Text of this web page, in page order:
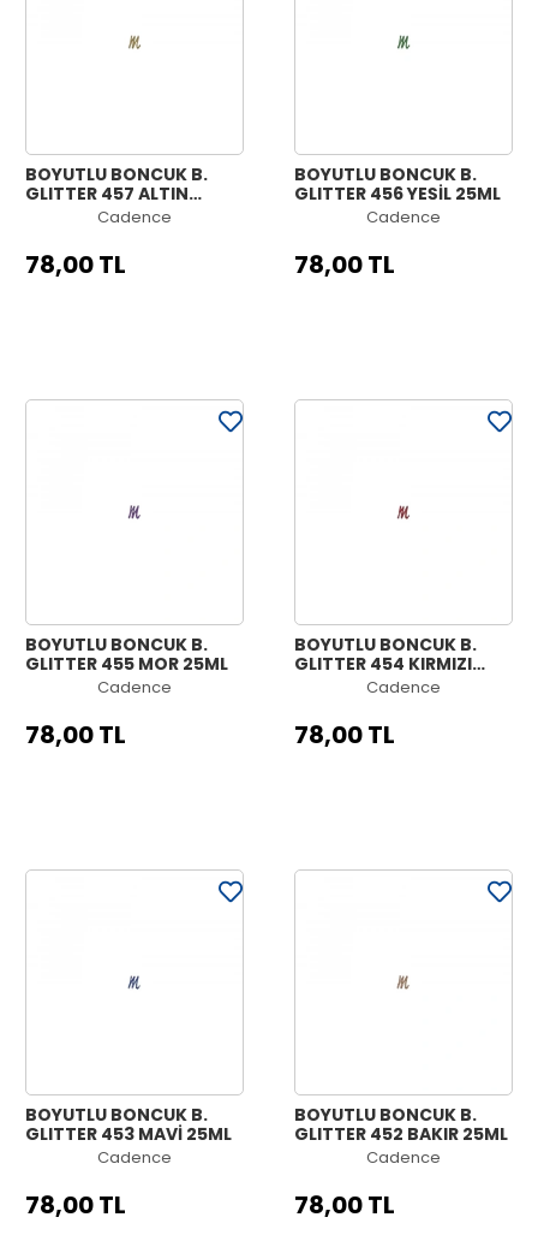
BOYUTLU BONCUK B.
GLITTER 457 ALTIN
GÖKKUŞAĞI 25ML
Cadence
78,00 TL
BOYUTLU BONCUK B.
GLITTER 456 YEŞİL 25ML
Cadence
78,00 TL
BOYUTLU BONCUK B.
GLITTER 455 MOR 25ML
Cadence
78,00 TL
BOYUTLU BONCUK B.
GLITTER 454 KIRMIZI
Cadence
78,00 TL
BOYUTLU BONCUK B.
GLITTER 453 MAVİ 25ML
Cadence
78,00 TL
BOYUTLU BONCUK B.
GLITTER 452 BAKIR 25ML
Cadence
78,00 TL